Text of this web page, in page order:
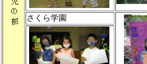
さくら学園